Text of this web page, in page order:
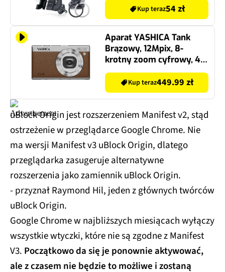
Vent Car Mount Czarny
uchwyt samochodowy na
szybę, kratkę nawiewu i
deskę rozdzielczą
Kup teraz54 zł
Aparat YASHICA Tank
Brązowy, 12Mpix, 8-
krotny zoom cyfrowy, 4K
Kup teraz449.99 zł
uBlock Origin jest rozszerzeniem Manifest v2, stąd
ostrzeżenie w przeglądarce Google Chrome. Nie
ma wersji Manifest v3 uBlock Origin, dlatego
przeglądarka zasugeruje alternatywne
rozszerzenia jako zamiennik uBlock Origin.
- przyznał Raymond Hil, jeden z głównych twórców
uBlock Origin.
Google Chrome w najbliższych miesiącach wyłączy
wszystkie wtyczki, które nie są zgodne z Manifest
V3. Początkowo da się je ponownie aktywować,
ale z czasem nie będzie to możliwe i zostaną